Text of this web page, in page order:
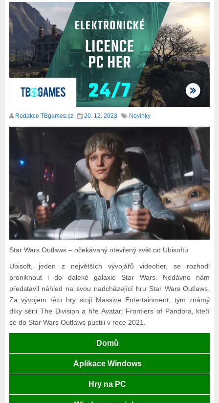
Redakce TBgames.cz 20. 12. 2023 Novinky
Star Wars Outlaws – očekávaný otevřený svět od Ubisoftu
Ubisoft, jeden z největších vývojářů videoher, se rozhodl
proniknout i do daleké galaxie Star Wars. Nedávno nám
představil náhled na svou nadcházející hru Star Wars Outlaws.
Za vývojem této hry stojí Massive Entertainment, tým známý
díky sérii The Division a hře Avatar: Frontiers of Pandora, kteří
se do Star Wars Outlaws pustili v roce 2021.
Domů
Aplikace Windows
Hry na PC